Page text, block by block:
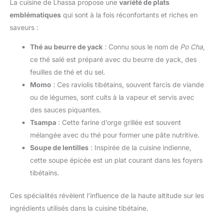
La cuisine de Lhassa propose une variété de plats
emblématiques qui sont à la fois réconfortants et riches en
saveurs :
Thé au beurre de yack : Connu sous le nom de Po Cha
ce thé salé est préparé avec du beurre de yack, des
feuilles de thé et du sel.
Momo : Ces raviolis tibétains, souvent farcis de viande
ou de légumes, sont cuits à la vapeur et servis avec
des sauces piquantes.
Tsampa : Cette farine d’orge grillée est souvent
mélangée avec du thé pour former une pâte nutritive.
Soupe de lentilles : Inspirée de la cuisine indienne,
cette soupe épicée est un plat courant dans les foyers
tibétains.
Ces spécialités révèlent l’influence de la haute altitude sur les
ingrédients utilisés dans la cuisine tibétaine.